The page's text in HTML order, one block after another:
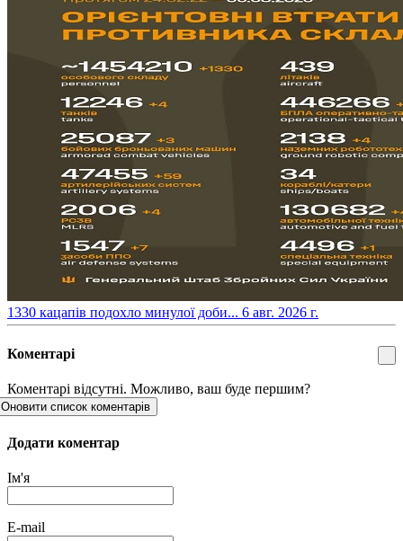
​1330 кацапів подохло минулої доби... 6 авг. 2026 г.
Коментарі
Коментарі відсутні. Можливо, ваш буде першим?
Оновити список коментарів
Додати коментар
Ім'я
E-mail